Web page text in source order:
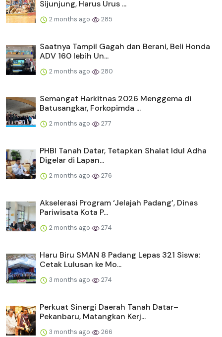
Sijunjung, Harus Urus ...
2 months ago 285
Saatnya Tampil Gagah dan Berani, Beli Honda
ADV 160 lebih Un...
2 months ago 280
Semangat Harkitnas 2026 Menggema di
Batusangkar, Forkopimda ...
2 months ago 277
PHBI Tanah Datar, Tetapkan Shalat Idul Adha
Digelar di Lapan...
2 months ago 276
Akselerasi Program ‘Jelajah Padang’, Dinas
Pariwisata Kota P...
2 months ago 274
Haru Biru SMAN 8 Padang Lepas 321 Siswa:
Cetak Lulusan ke Mo...
3 months ago 274
Perkuat Sinergi Daerah Tanah Datar–
Pekanbaru, Matangkan Kerj...
3 months ago 266